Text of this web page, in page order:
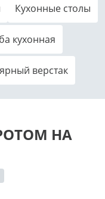
Кухонные столы
кухонная
верстак
НА